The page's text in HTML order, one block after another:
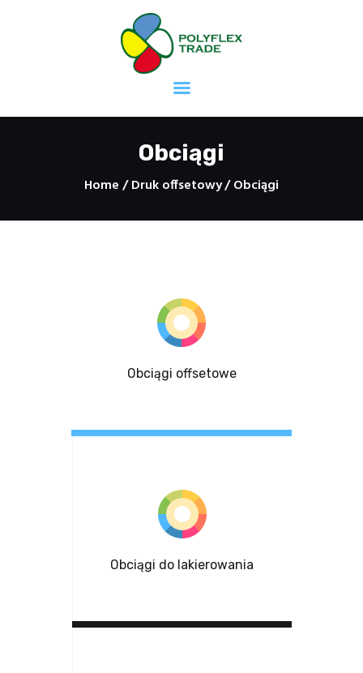
Obciągi
Home Druk offsetowy Obciągi
Druk offsetowy
Druk fleksograficzny
Druk sitodrukowy
Obciągi offsetowe
Obciągi do lakierowania